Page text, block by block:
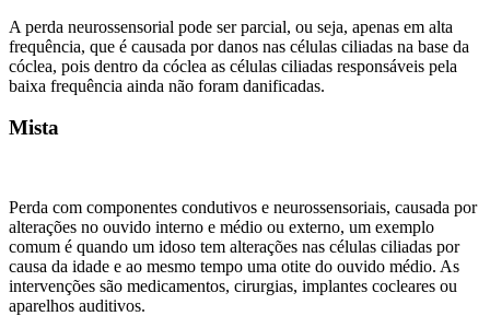
A perda neurossensorial pode ser parcial, ou seja, apenas em alta
frequência, que é causada por danos nas células ciliadas na base da
cóclea, pois dentro da cóclea as células ciliadas responsáveis pela
baixa frequência ainda não foram danificadas.
Mista
Perda com componentes condutivos e neurossensoriais, causada por
alterações no ouvido interno e médio ou externo, um exemplo
comum é quando um idoso tem alterações nas células ciliadas por
causa da idade e ao mesmo tempo uma otite do ouvido médio. As
intervenções são medicamentos, cirurgias, implantes cocleares ou
aparelhos auditivos.